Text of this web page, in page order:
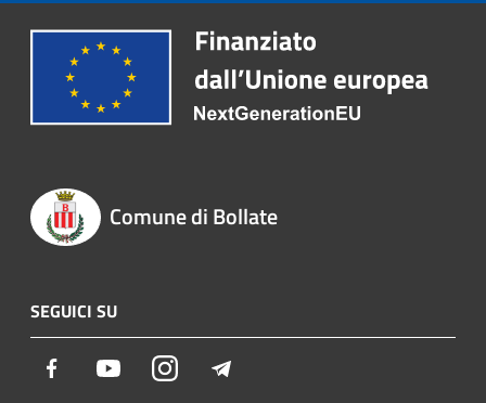
Comune di Bollate
SEGUICI SU
Facebook YoutubeInstagram